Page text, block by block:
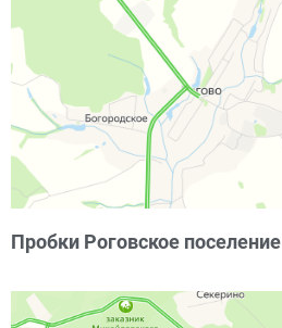
Пробки Роговское поселение